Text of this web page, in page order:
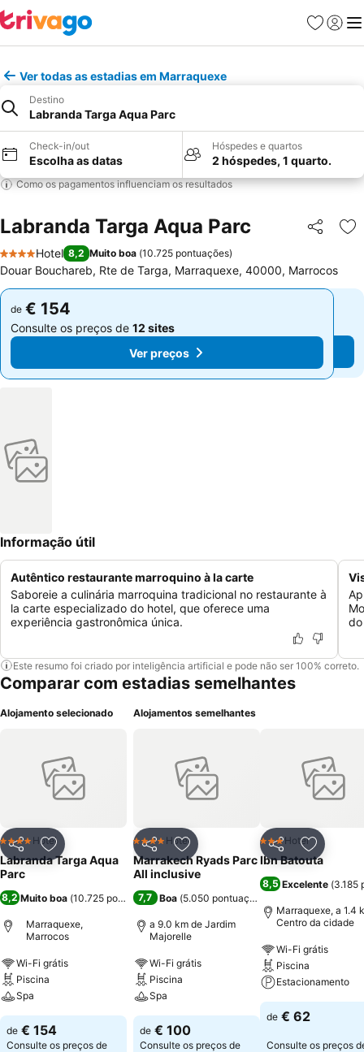
Favoritos
Iniciar
Ver todas as estadias em Marraquexe
Destino
Labranda Targa Aqua Parc
Check-in/out
Escolha as datas
Hóspedes e quartos
2 hóspedes, 1 quarto.
Como os pagamentos influenciam os resultados
Labranda Targa Aqua Parc Partilhar
4 Estrelas
Hotel 8,2 Muito boa (10.725 pontuações)
Douar Bouchareb, Rte de Targa, Marraquexe, 40000, Marrocos
de € 154
Consulte os preços de 12 sites
Ver preços
de € 154
Consulte os preços de 12 sites
Ver preços
Informação útil
Autêntico restaurante marroquino à la carte
Saboreie a culinária marroquina tradicional no restaurante à
la carte especializado do hotel, que oferece uma
experiência gastronômica única.
Este resumo foi criado por inteligência artificial e pode não ser 100% correto.
Comparar com estadias semelhantes
Alojamento selecionado
PartilharAdicionar aos favoritos
4 EstrelasHotel
Labranda Targa Aqua
Parc
8,2 Muito boa (10.725 pontuações)
Marraquexe,
Marrocos
Wi-Fi grátis
Piscina
Spa
de € 154
Consulte os preços de
Alojamentos semelhantes
PartilharAdicionar aos favoritos
4 EstrelasHotel
Marrakech Ryads Parc
All inclusive
7,7 Boa (5.050 pontuações
a 9.0 km de Jardim
Majorelle
Wi-Fi grátis
Piscina
Spa
de € 100
Consulte os preços de
Partilhar
3 Estrelas
Hotel
Ibn Batouta
8,5 Excelente (3.185
Marraquexe, a 1.4
Centro da cidade
Wi-Fi grátis
Piscina
Estacionamento
de € 62
Consulte os preços